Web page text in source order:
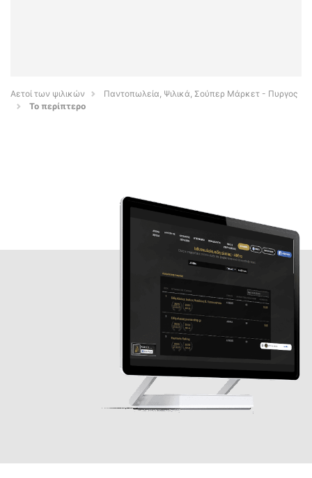
Αετοί των ψιλικών
Παντοπωλεία, Ψιλικά, Σούπερ Μάρκετ - Πυργος
Το περίπτερο